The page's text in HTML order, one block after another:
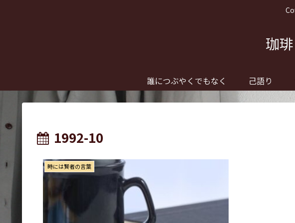
珈
誰につぶやくでもなく 己語り
1992-10
時には賢者の言葉